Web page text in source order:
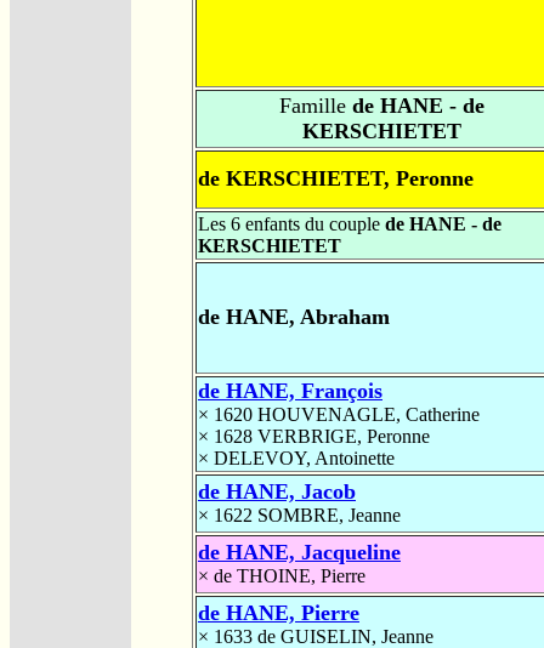
Famille de HANE - de
KERSCHIETET
de KERSCHIETET, Peronne
Les 6 enfants du couple de HANE - de
KERSCHIETET
de HANE, Abraham
de HANE, François
× 1620 HOUVENAGLE, Catherine
× 1628 VERBRIGE, Peronne
× DELEVOY, Antoinette
de HANE, Jacob
× 1622 SOMBRE, Jeanne
de HANE, Jacqueline
× de THOINE, Pierre
de HANE, Pierre
× 1633 de GUISELIN, Jeanne